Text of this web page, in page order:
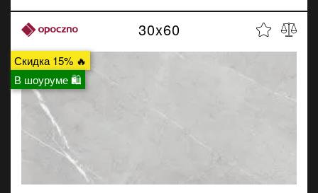
Скидка 15% 🔥
В шоуруме 🛍
30x60